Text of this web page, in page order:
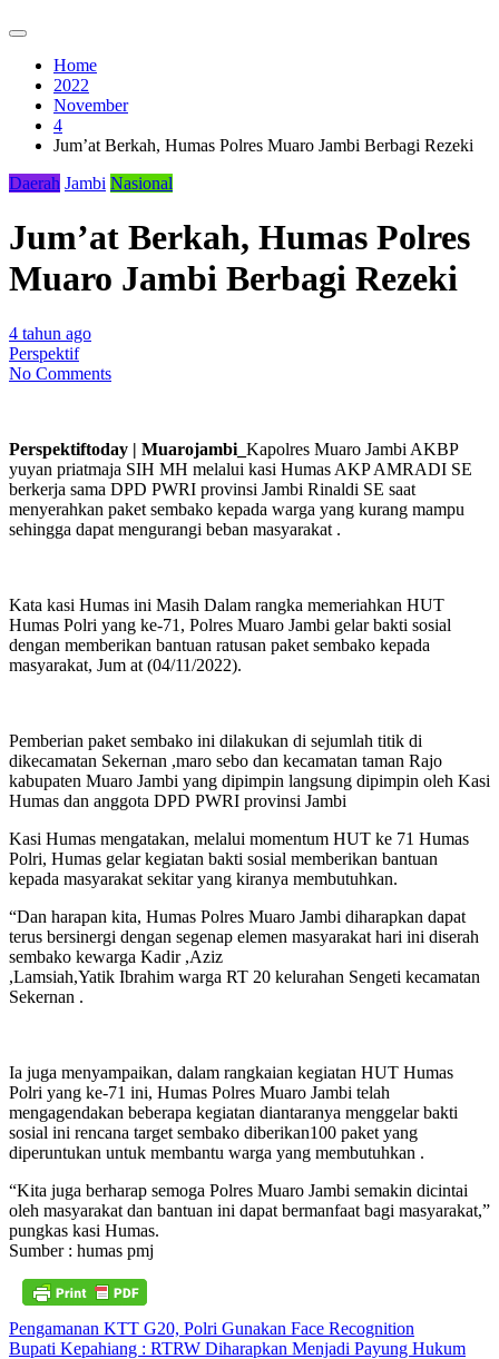
Home
2022
November
4
Jum’at Berkah, Humas Polres Muaro Jambi Berbagi Rezeki
Daerah Jambi Nasional
Jum’at Berkah, Humas Polres
Muaro Jambi Berbagi Rezeki
4 tahun ago
Perspektif
No Comments
Perspektiftoday | Muarojambi_ Kapolres Muaro Jambi AKBP
yuyan priatmaja SIH MH melalui kasi Humas AKP AMRADI SE
berkerja sama DPD PWRI provinsi Jambi Rinaldi SE saat
menyerahkan paket sembako kepada warga yang kurang mampu
sehingga dapat mengurangi beban masyarakat .
Kata kasi Humas ini Masih Dalam rangka memeriahkan HUT
Humas Polri yang ke-71, Polres Muaro Jambi gelar bakti sosial
dengan memberikan bantuan ratusan paket sembako kepada
masyarakat, Jum at (04/11/2022).
Pemberian paket sembako ini dilakukan di sejumlah titik di
dikecamatan Sekernan ,maro sebo dan kecamatan taman Rajo
kabupaten Muaro Jambi yang dipimpin langsung dipimpin oleh Kasi
Humas dan anggota DPD PWRI provinsi Jambi
Kasi Humas mengatakan, melalui momentum HUT ke 71 Humas
Polri, Humas gelar kegiatan bakti sosial memberikan bantuan
kepada masyarakat sekitar yang kiranya membutuhkan.
“Dan harapan kita, Humas Polres Muaro Jambi diharapkan dapat
terus bersinergi dengan segenap elemen masyarakat hari ini diserah
sembako kewarga Kadir ,Aziz
,Lamsiah,Yatik Ibrahim warga RT 20 kelurahan Sengeti kecamatan
Sekernan .
Ia juga menyampaikan, dalam rangkaian kegiatan HUT Humas
Polri yang ke-71 ini, Humas Polres Muaro Jambi telah
mengagendakan beberapa kegiatan diantaranya menggelar bakti
sosial ini rencana target sembako diberikan100 paket yang
diperuntukan untuk membantu warga yang membutuhkan .
“Kita juga berharap semoga Polres Muaro Jambi semakin dicintai
oleh masyarakat dan bantuan ini dapat bermanfaat bagi masyarakat,”
pungkas kasi Humas.
Sumber : humas pmj
Navigasi
Pengamanan KTT G20, Polri Gunakan Face Recognition
Bupati Kepahiang : RTRW Diharapkan Menjadi Payung Hukum